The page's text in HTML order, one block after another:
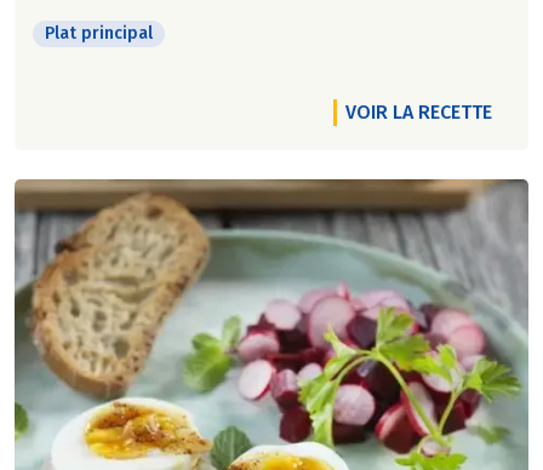
Plat principal
VOIR LA RECETTE